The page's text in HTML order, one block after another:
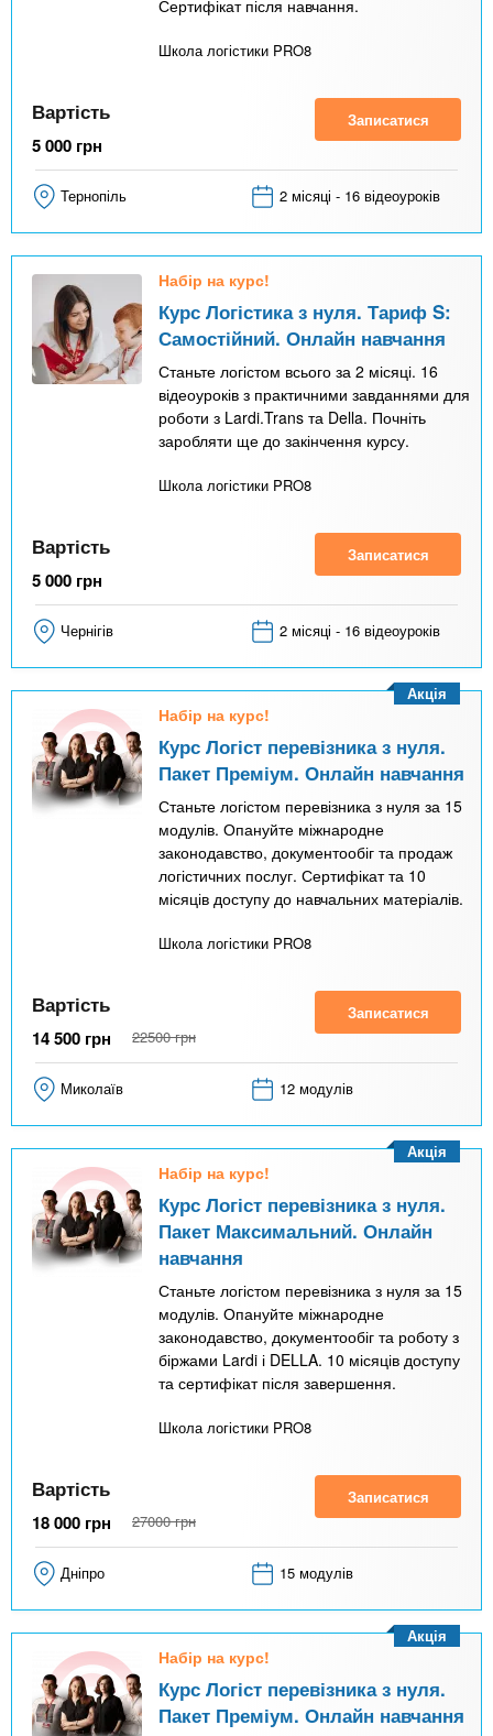
Сертифікат після навчання.
Школа логістики PRO8
Вартість
5 000 грн
Записатися
Тернопіль 2 місяці - 16 відеоуроків
Набір на курс!
Курс Логістика з нуля. Тариф S:
Самостійний. Онлайн навчання
Станьте логістом всього за 2 місяці. 16
відеоуроків з практичними завданнями для
роботи з Lardi.Trans та Della. Почніть
заробляти ще до закінчення курсу.
Школа логістики PRO8
Вартість
5 000 грн
Записатися
Чернігів 2 місяці - 16 відеоуроків
Набір на курс!
Курс Логіст перевізника з нуля.
Пакет Преміум. Онлайн навчання
Станьте логістом перевізника з нуля за 15
модулів. Опануйте міжнародне
законодавство, документообіг та продаж
логістичних послуг. Сертифікат та 10
місяців доступу до навчальних матеріалів.
Школа логістики PRO8
Акція
Вартість
14 500 грн 22500 грн
Записатися
Миколаїв 12 модулів
Набір на курс!
Курс Логіст перевізника з нуля.
Пакет Максимальний. Онлайн
навчання
Станьте логістом перевізника з нуля за 15
модулів. Опануйте міжнародне
законодавство, документообіг та роботу з
біржами Lardi і DELLA. 10 місяців доступу
та сертифікат після завершення.
Школа логістики PRO8
Акція
Вартість
18 000 грн 27000 грн
Записатися
Дніпро 15 модулів
Набір на курс!
Курс Логіст перевізника з нуля.
Пакет Преміум. Онлайн навчання
Акція